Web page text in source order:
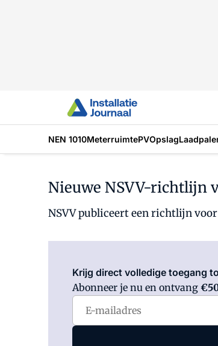
NEN 1010MeterruimtePVOpslag
Nieuwe NSVV-richtlijn
NSVV publiceert een richtlijn
Krijg direct volledige toegang
Abonneer je nu en ontvang